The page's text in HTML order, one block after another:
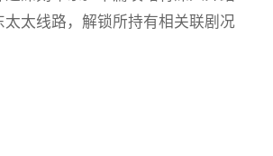
太太线路，解锁所持有相关联剧况